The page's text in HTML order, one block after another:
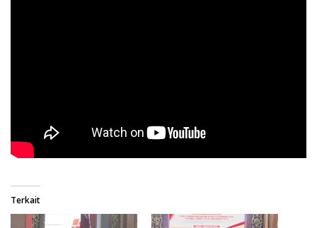
Terkait